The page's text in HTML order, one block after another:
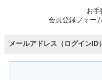
お手
会員登録フォー
メールアドレス（ログインID）